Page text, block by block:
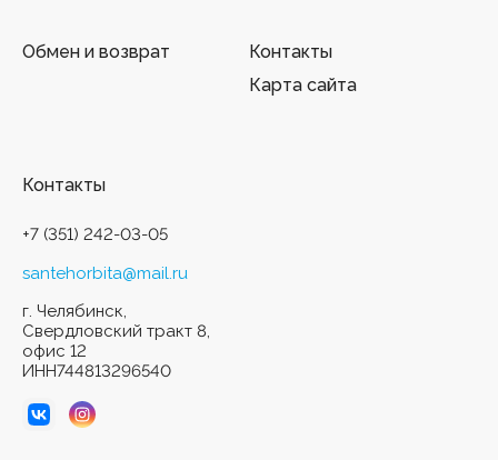
Обмен и возврат
Контакты
Карта сайта
Контакты
+7 (351) 242-03-05
santehorbita@mail.ru
г. Челябинск,
Свердловский тракт 8,
офис 12
ИНН744813296540